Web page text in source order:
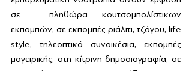
σε  πληθώρα κουτσομπολίστικων
εκπομπών, σε εκπομπές ριάλιτι, τζόγου, life
style, τηλεοπτικά συνοικέσια, εκπομπές
μαγειρικής, στη κίτρινη δημοσιογραφία, σε